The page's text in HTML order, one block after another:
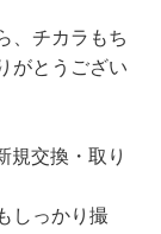
、チカラもち
がとうござい
規交換・取り
しっかり撮